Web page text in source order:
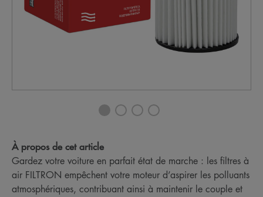
À propos de cet article
Gardez votre voiture en parfait état de marche : les filtres à
air FILTRON empêchent votre moteur d’aspirer les polluants
atmosphériques, contribuant ainsi à maintenir le couple et